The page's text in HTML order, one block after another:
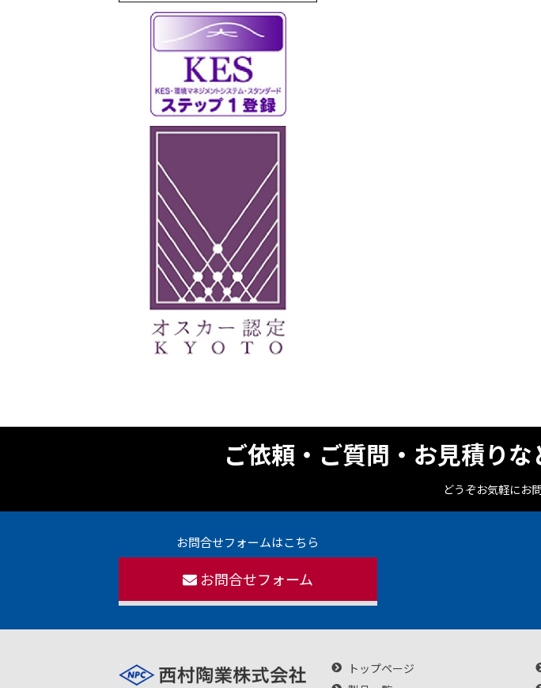
ご依頼・ご質問・お見積りな
どうぞお気軽にお
お問合せフォームはこちら
お問合せフォーム
トップページ